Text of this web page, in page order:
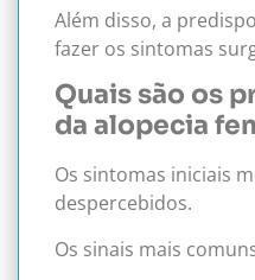
Além disso, a
fazer os sintomas
Quais são os
da alopecia
Os sintomas iniciais
despercebidos.
Os sinais mais